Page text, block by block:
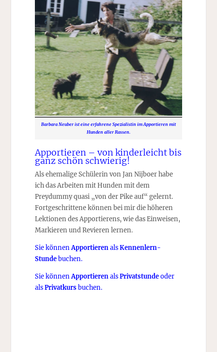
Barbara Neuber ist eine erfahrene Spezialistin im Apportieren mit
Hunden aller Rassen.
Apportieren – von kinderleicht bis
ganz schön schwierig!
Als ehemalige Schülerin von Jan Nijboer habe
ich das Arbeiten mit Hunden mit dem
Preydummy quasi „von der Pike auf“ gelernt.
Fortgeschrittene können bei mir die höheren
Lektionen des Apportierens, wie das Einweisen,
Markieren und Revieren lernen.
Sie könnenApportierenalsKennenlern-
Stundebuchen.
Sie können Apportieren alsPrivatstundeoder
alsPrivatkursbuchen.